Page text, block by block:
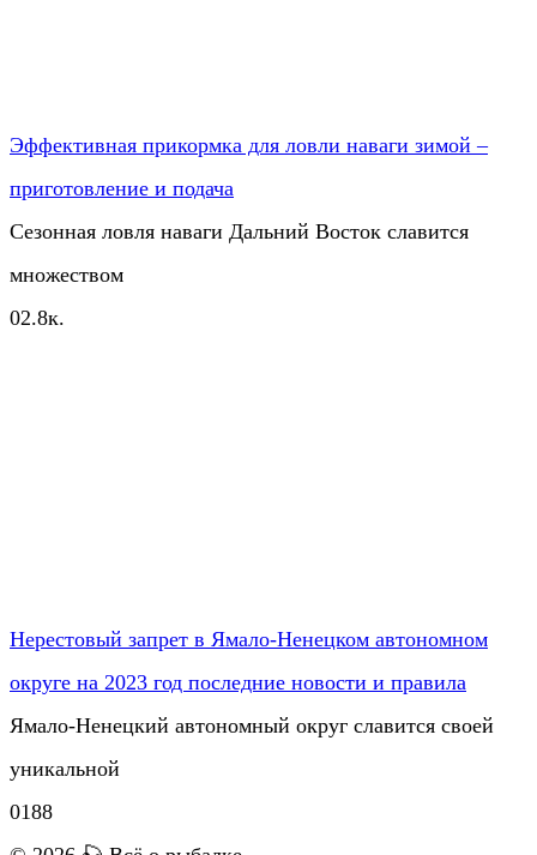
Эффективная прикормка для ловли наваги зимой –
приготовление и подача
Сезонная ловля наваги Дальний Восток славится
множеством
02.8к.
Нерестовый запрет в Ямало-Ненецком автономном
округе на 2023 год последние новости и правила
Ямало-Ненецкий автономный округ славится своей
уникальной
0188